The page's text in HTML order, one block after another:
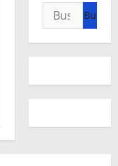
Buscar: